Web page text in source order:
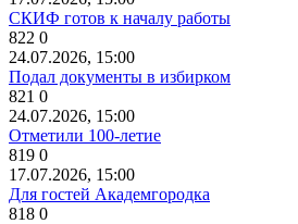
СКИФ готов к началу работы
822 0
24.07.2026, 15:00
Подал документы в избирком
821 0
24.07.2026, 15:00
Отметили 100-летие
819 0
17.07.2026, 15:00
Для гостей Академгородка
818 0